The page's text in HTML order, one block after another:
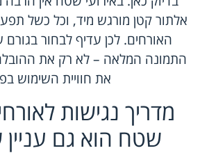
אלתור קטן מורגש מיד, וכל כשל
האורחים. לכן עדיף לבחור
התמונה המלאה – לא רק את
את חוויית השימוש
מדריך נגישות
שטח הוא גם